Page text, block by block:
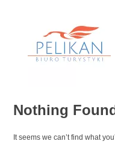
Nothing
It seems we can’t find what